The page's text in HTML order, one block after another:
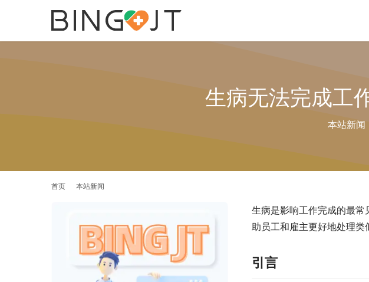
生病无法完成工
本站新闻
首页 本站新闻
生病是影响工作完成的最
助员工和雇主更好地处理类
引言